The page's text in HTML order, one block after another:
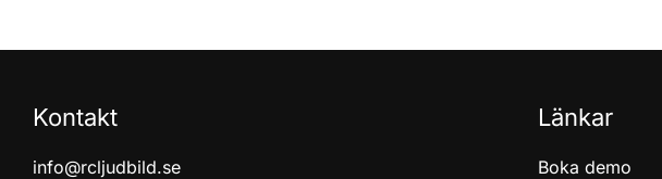
Kontakt
info@rcljudbild.se
Länkar
Boka demo